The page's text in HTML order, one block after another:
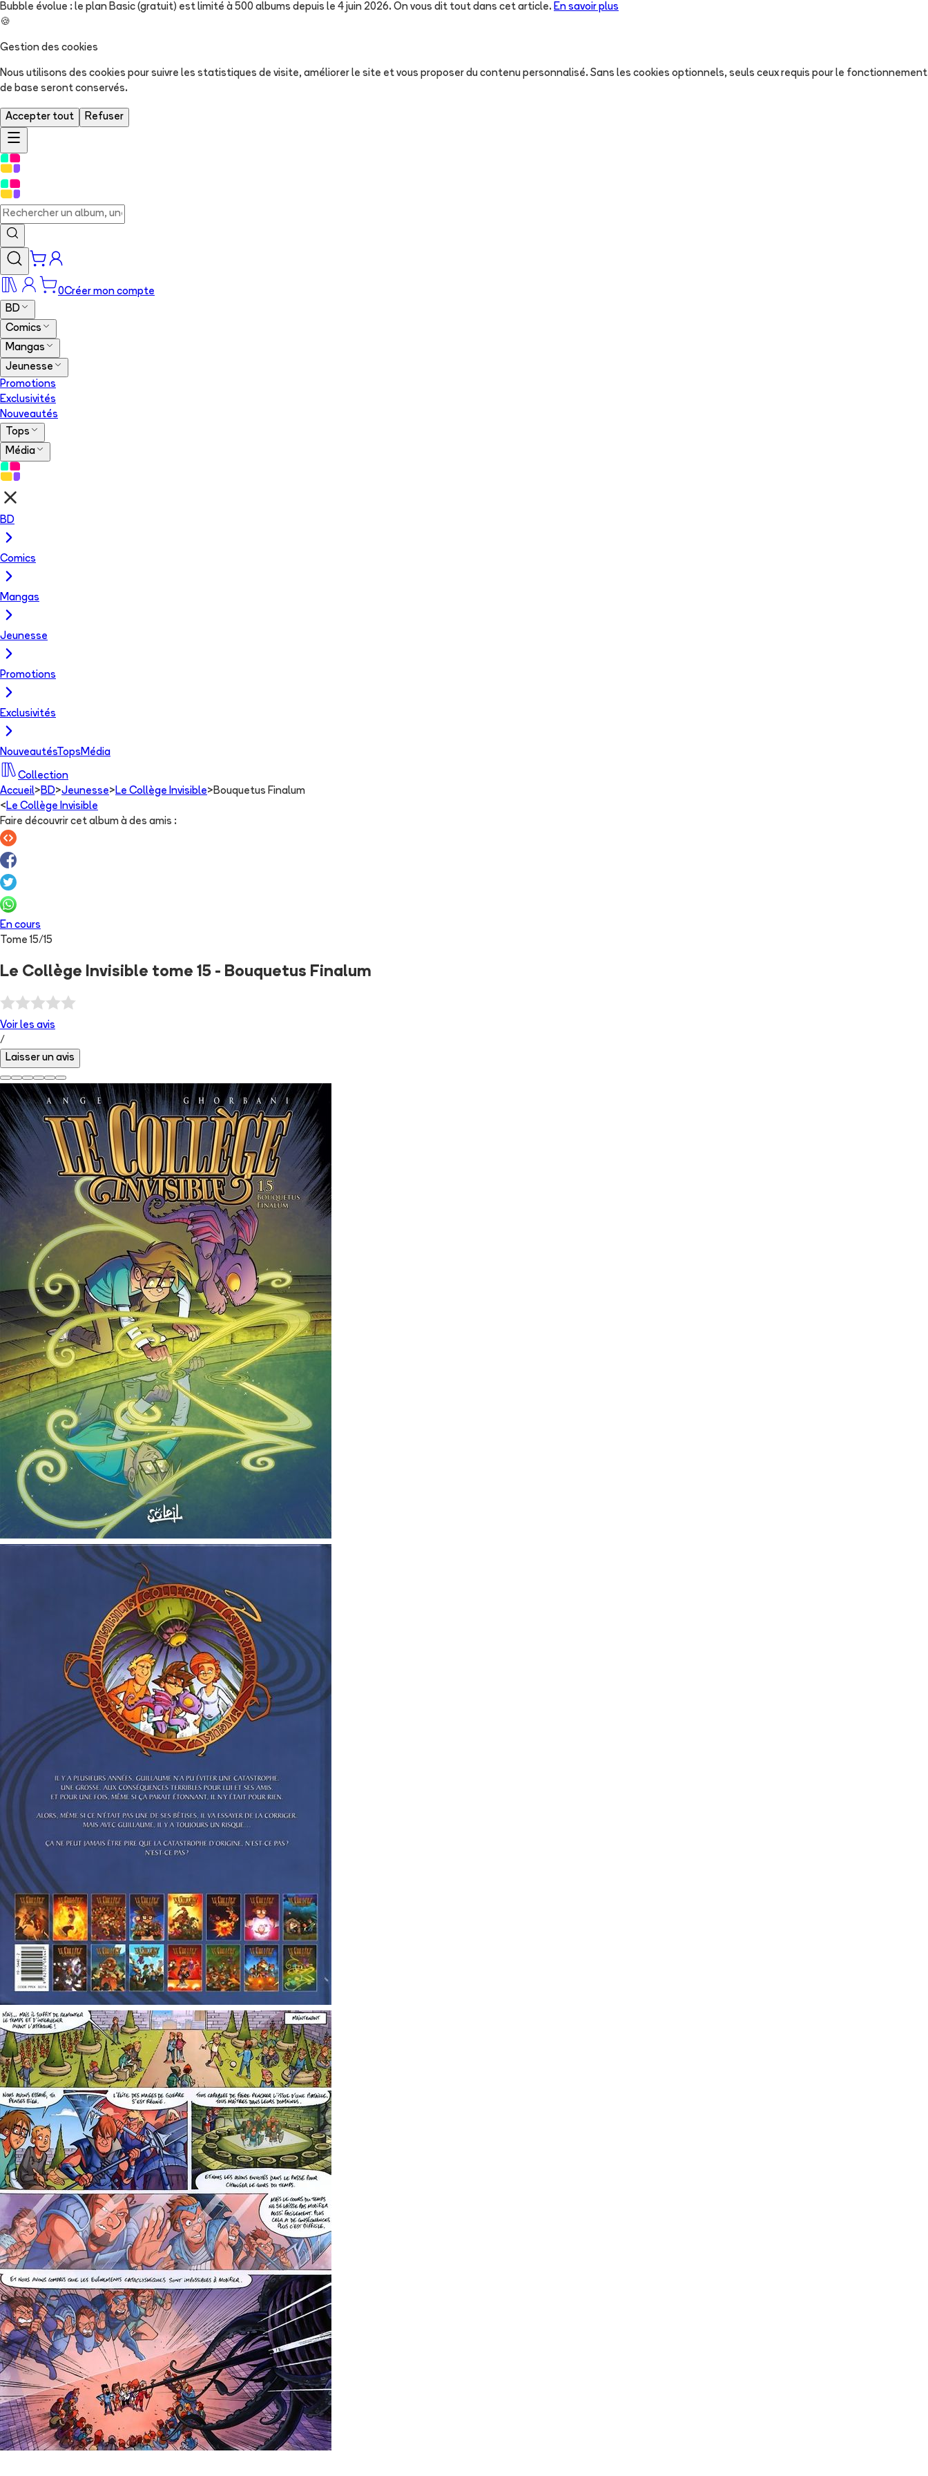
Bubble évolue : le plan Basic (gratuit) est limité à 500 albums depuis le 4 juin 2026. On vous dit tout dans cet article. En savoir plus
🍪
Gestion des cookies
Nous utilisons des cookies pour suivre les statistiques de visite, améliorer le site et vous proposer du contenu personnalisé. Sans les cookies optionnels, seuls ceux requis pour le fonctionnement
de base seront conservés.
Accepter tout Refuser
0Créer mon compte
BD
Comics
Mangas
Jeunesse
Promotions
Exclusivités
Nouveautés
Tops
Média
BD
Comics
Mangas
Jeunesse
Promotions
Exclusivités
NouveautésTops Média
Collection
Accueil> BD>Jeunesse> Le Collège Invisible> Bouquetus Finalum
< Le Collège Invisible
Faire découvrir cet album à des amis :
En cours
Tome15/15
Le Collège Invisible tome 15 - Bouquetus Finalum
Voir les avis
/
Laisser un avis